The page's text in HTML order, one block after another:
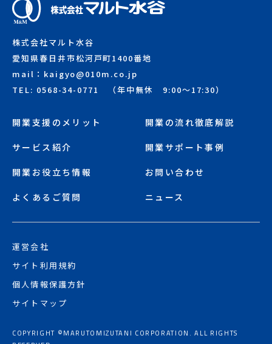
株式会社マルト水谷
愛知県春日井市松河戸町1400番地
mail：kaigyo@010m.co.jp
TEL: 0568-34-0771 （年中無休 9:00～17:30）
開業支援のメリット 開業の流れ徹底解説
サービス紹介 開業サポート事例
開業お役立ち情報 お問い合わせ
よくあるご質問 ニュース
運営会社
サイト利用規約
個人情報保護方針
サイトマップ
COPYRIGHT ©MARUTOMIZUTANI CORPORATION. ALL RIGHTS